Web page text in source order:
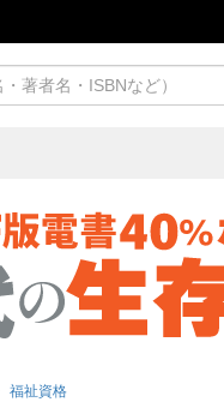
福祉資格